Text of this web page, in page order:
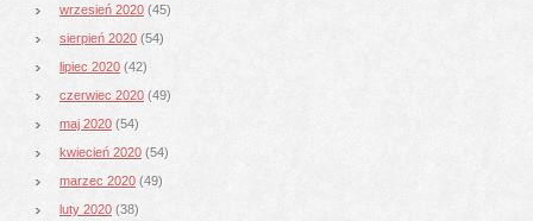
wrzesień 2020 (45)
sierpień 2020 (54)
lipiec 2020 (42)
czerwiec 2020 (49)
maj 2020 (54)
kwiecień 2020 (54)
marzec 2020 (49)
luty 2020 (38)